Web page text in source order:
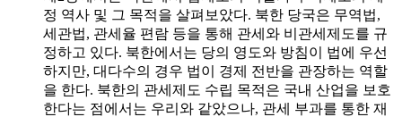
정 역사 및 그 목적을 살펴보았다. 북한 당국은 무역법,
세관법, 관세율 편람 등을 통해 관세와 비관세제도를 규
정하고 있다. 북한에서는 당의 영도와 방침이 법에 우선
하지만, 대다수의 경우 법이 경제 전반을 관장하는 역할
을 한다. 북한의 관세제도 수립 목적은 국내 산업을 보호
한다는 점에서는 우리와 같았으나, 관세 부과를 통한 재